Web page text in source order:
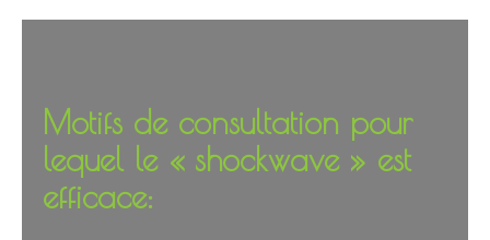
Motifs de consultation pour
lequel le « shockwave » est
efficace: